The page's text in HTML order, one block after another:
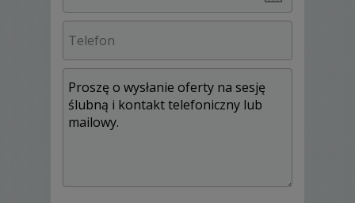
JAKI JEST ZASIĘG NASZEJ PRACY ?
Mieszkamy wZielonej Górze, ale zasięg
nieograniczony– wszystko jest
do wspólnego uzgodnienia. Bardzo chętnie
wybieramy się na dalsze wyjazdy – dzięki